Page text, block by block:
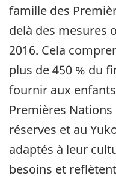
famille des
delà des mesures
2016. Cela
plus de 450 % du
fournir aux
Premières
réserves et au
adaptés à leur
besoins et